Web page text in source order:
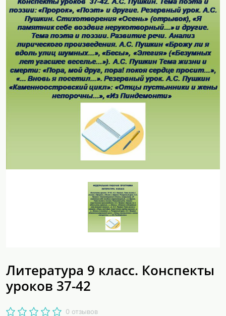
Литература 9 класс. Конспекты
уроков 37-42
0 отзывов